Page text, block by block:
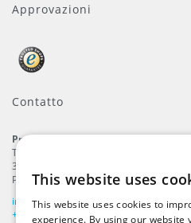
Approvazioni
Contatto
ProFlags B.V.
Tilbury 8
3897 AC
Paesi Bassi
info@beachflags.com
+31 (0) 85 401 4648
This website uses
This website uses cookies to
experience. By using our website